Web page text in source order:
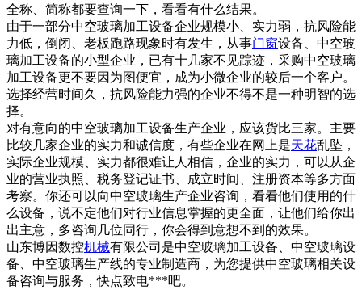
全称、简称都要查询一下，看看有什么结果。
由于一部分中空玻璃加工设备企业规模小、实力弱，抗风险能
力低，倒闭、老板跑路现象时有发生，从事门窗设备、中空玻
璃加工设备的小型企业，已有十几家不见踪迹，采购中空玻璃
加工设备更不要因为图便宜，成为小微企业的较后一个客户。
选择经营时间久，抗风险能力强的企业不得不是一种明智的选
择。
对有意向的中空玻璃加工设备生产企业，应该货比三家。主要
比较几家企业的实力和诚信度，有些企业在网上是天花乱坠，
实际企业规模、实力都很难让人相信，企业的实力，可以从企
业的营业执照、税务登记证书、成立时间、注册资本等多方面
考察。你还可以向中空玻璃生产企业咨询，看看他们使用的什
么设备，说不定他们对行业信息掌握的更全面，让他们给你出
出主意，多咨询几位同行，你会得到意想不到的效果。
山东博因数控机械有限公司是中空玻璃加工设备、中空玻璃设
备、中空玻璃生产线的专业制造商，为您提供中空玻璃相关设
备咨询与服务，快点致电***吧。